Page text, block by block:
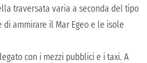
traversata varia a seconda del tipo
ammirare il Mar Egeo e le isole
con i mezzi pubblici e i taxi. A